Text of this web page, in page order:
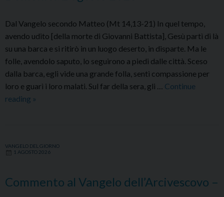
Dal Vangelo secondo Matteo (Mt 14,13-21) In quel tempo,
avendo udito [della morte di Giovanni Battista], Gesù partì di là
su una barca e si ritirò in un luogo deserto, in disparte. Ma le
folle, avendolo saputo, lo seguirono a piedi dalle città. Sceso
dalla barca, egli vide una grande folla, sentì compassione per
loro e guarì i loro malati. Sul far della sera, gli … Continue
reading Commento
–
agosto
»
VANGELO DEL GIORNO
1 AGOSTO 2026
Commento al Vangelo dell’Arcivescovo –